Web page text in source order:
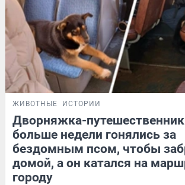
ЖИВОТНЫЕ ИСТОРИИ
Дворняжка-
больше недели гонялись за
бездомным псом, чтобы
домой, а он катался на
городу